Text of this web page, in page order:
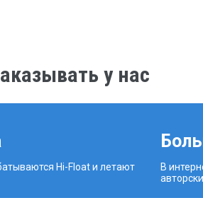
у нас
Hi-Float и летают
В